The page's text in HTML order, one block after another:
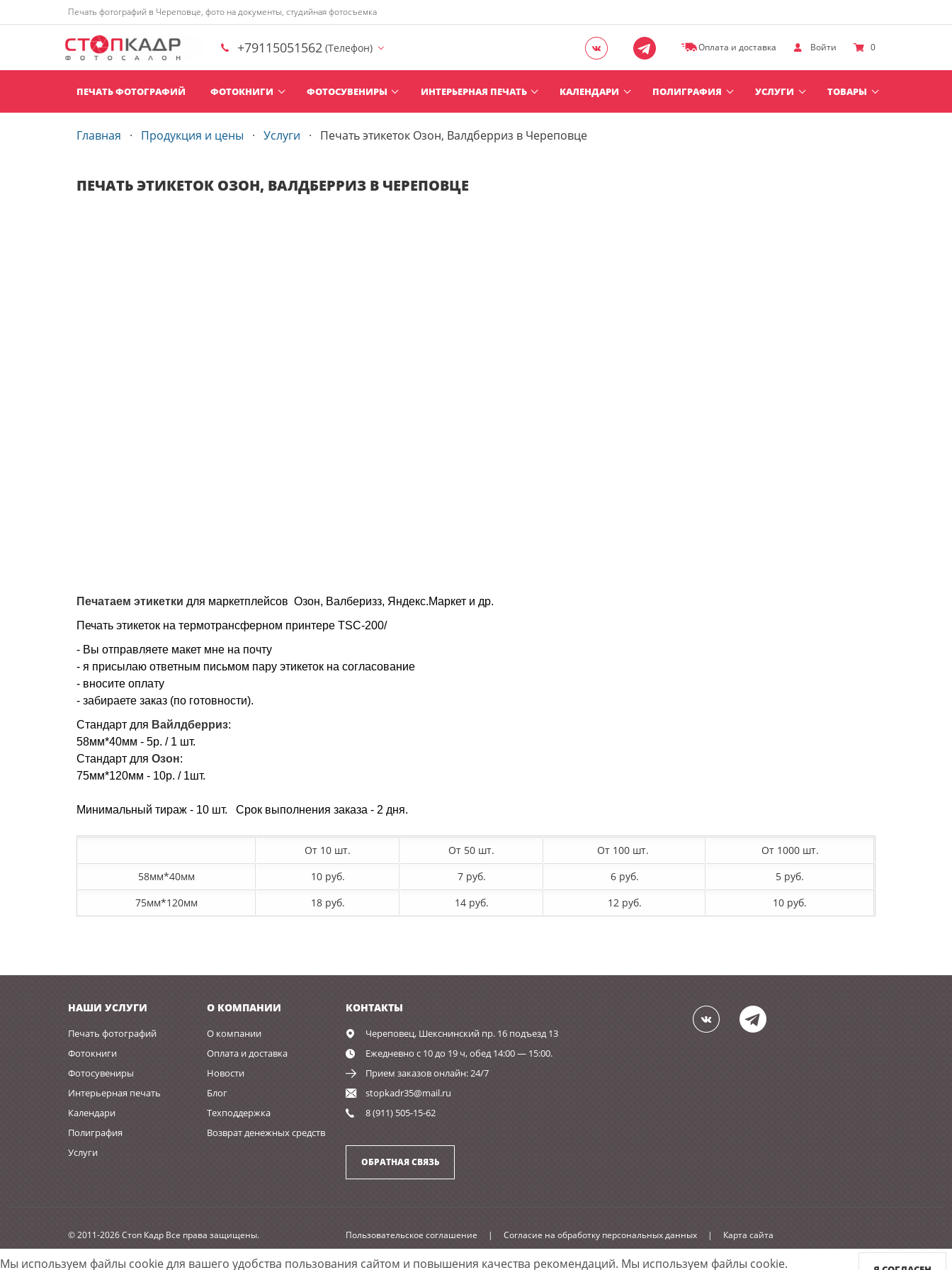
Печать фотографий в Череповце, фото на документы, студийная фотосъемка
+79115051562 (Телефон) Оплата и доставка Войти 0
ПЕЧАТЬ ФОТОГРАФИЙ ФОТОКНИГИ ФОТОСУВЕНИРЫ ИНТЕРЬЕРНАЯ ПЕЧАТЬ КАЛЕНДАРИ ПОЛИГРАФИЯ УСЛУГИ ТОВАРЫ
Главная Продукция и цены Услуги Печать этикеток Озон, Валдберриз в Череповце
ПЕЧАТЬ ЭТИКЕТОК ОЗОН, ВАЛДБЕРРИЗ В ЧЕРЕПОВЦЕ
Печатаем этикетки для маркетплейсов Озон, Валберизз, Яндекс.Маркет и др.
Печать этикеток на термотрансферном принтере TSC-200/
- Вы отправляете макет мне на почту
- я присылаю ответным письмом пару этикеток на согласование
- вносите оплату
- забираете заказ (по готовности).
Стандарт для Вайлдберриз:
58мм*40мм - 5р. / 1 шт.
Стандарт для Озон:
75мм*120мм - 10р. / 1шт.
Минимальный тираж - 10 шт. Срок выполнения заказа - 2 дня.
От 10 шт. От 50 шт. От 100 шт.
От 1000 шт.
58мм*40мм
10 руб. 7 руб. 6 руб.
5 руб.
75мм*120мм
18 руб. 14 руб. 12 руб. 10 руб.
Мы используем файлы cookie для вашего удобства пользования сайтом и повышения качества рекомендаций. Мы используем файлы cookie.
НАШИ УСЛУГИ
Печать фотографий
Фотокниги
Фотосувениры
Интерьерная печать
Календари
Полиграфия
Услуги
О КОМПАНИИ
О компании
Оплата и доставка
Новости
Блог
Техподдержка
Возврат денежных средств
КОНТАКТЫ
Череповец, Шекснинский пр. 16 подъезд 13
Ежедневно с 10 до 19 ч, обед 14:00 — 15:00.
Прием заказов онлайн: 24/7
stopkadr35@mail.ru
8 (911) 505-15-62
ОБРАТНАЯ СВЯЗЬ
© 2011-2026 Стоп Кадр Все права защищены.
Разработаноw2p.su
Пользовательское соглашение | Согласие на обработку персональных данных | Карта сайта
Принимаем к оплате